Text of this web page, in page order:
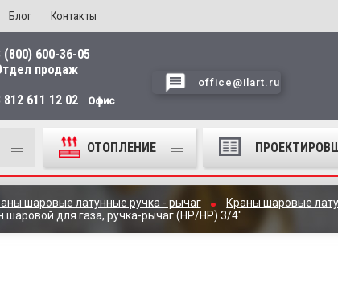
Блог Контакты
(800) 600-36-05
продаж
812 611 12 02
Офис
office@ilart.ru
ОТОПЛЕНИЕ
шаровые латунные ручка - рычаг
Краны шаровые
шаровой для газа, ручка-рычаг (НР/НР) 3/4"